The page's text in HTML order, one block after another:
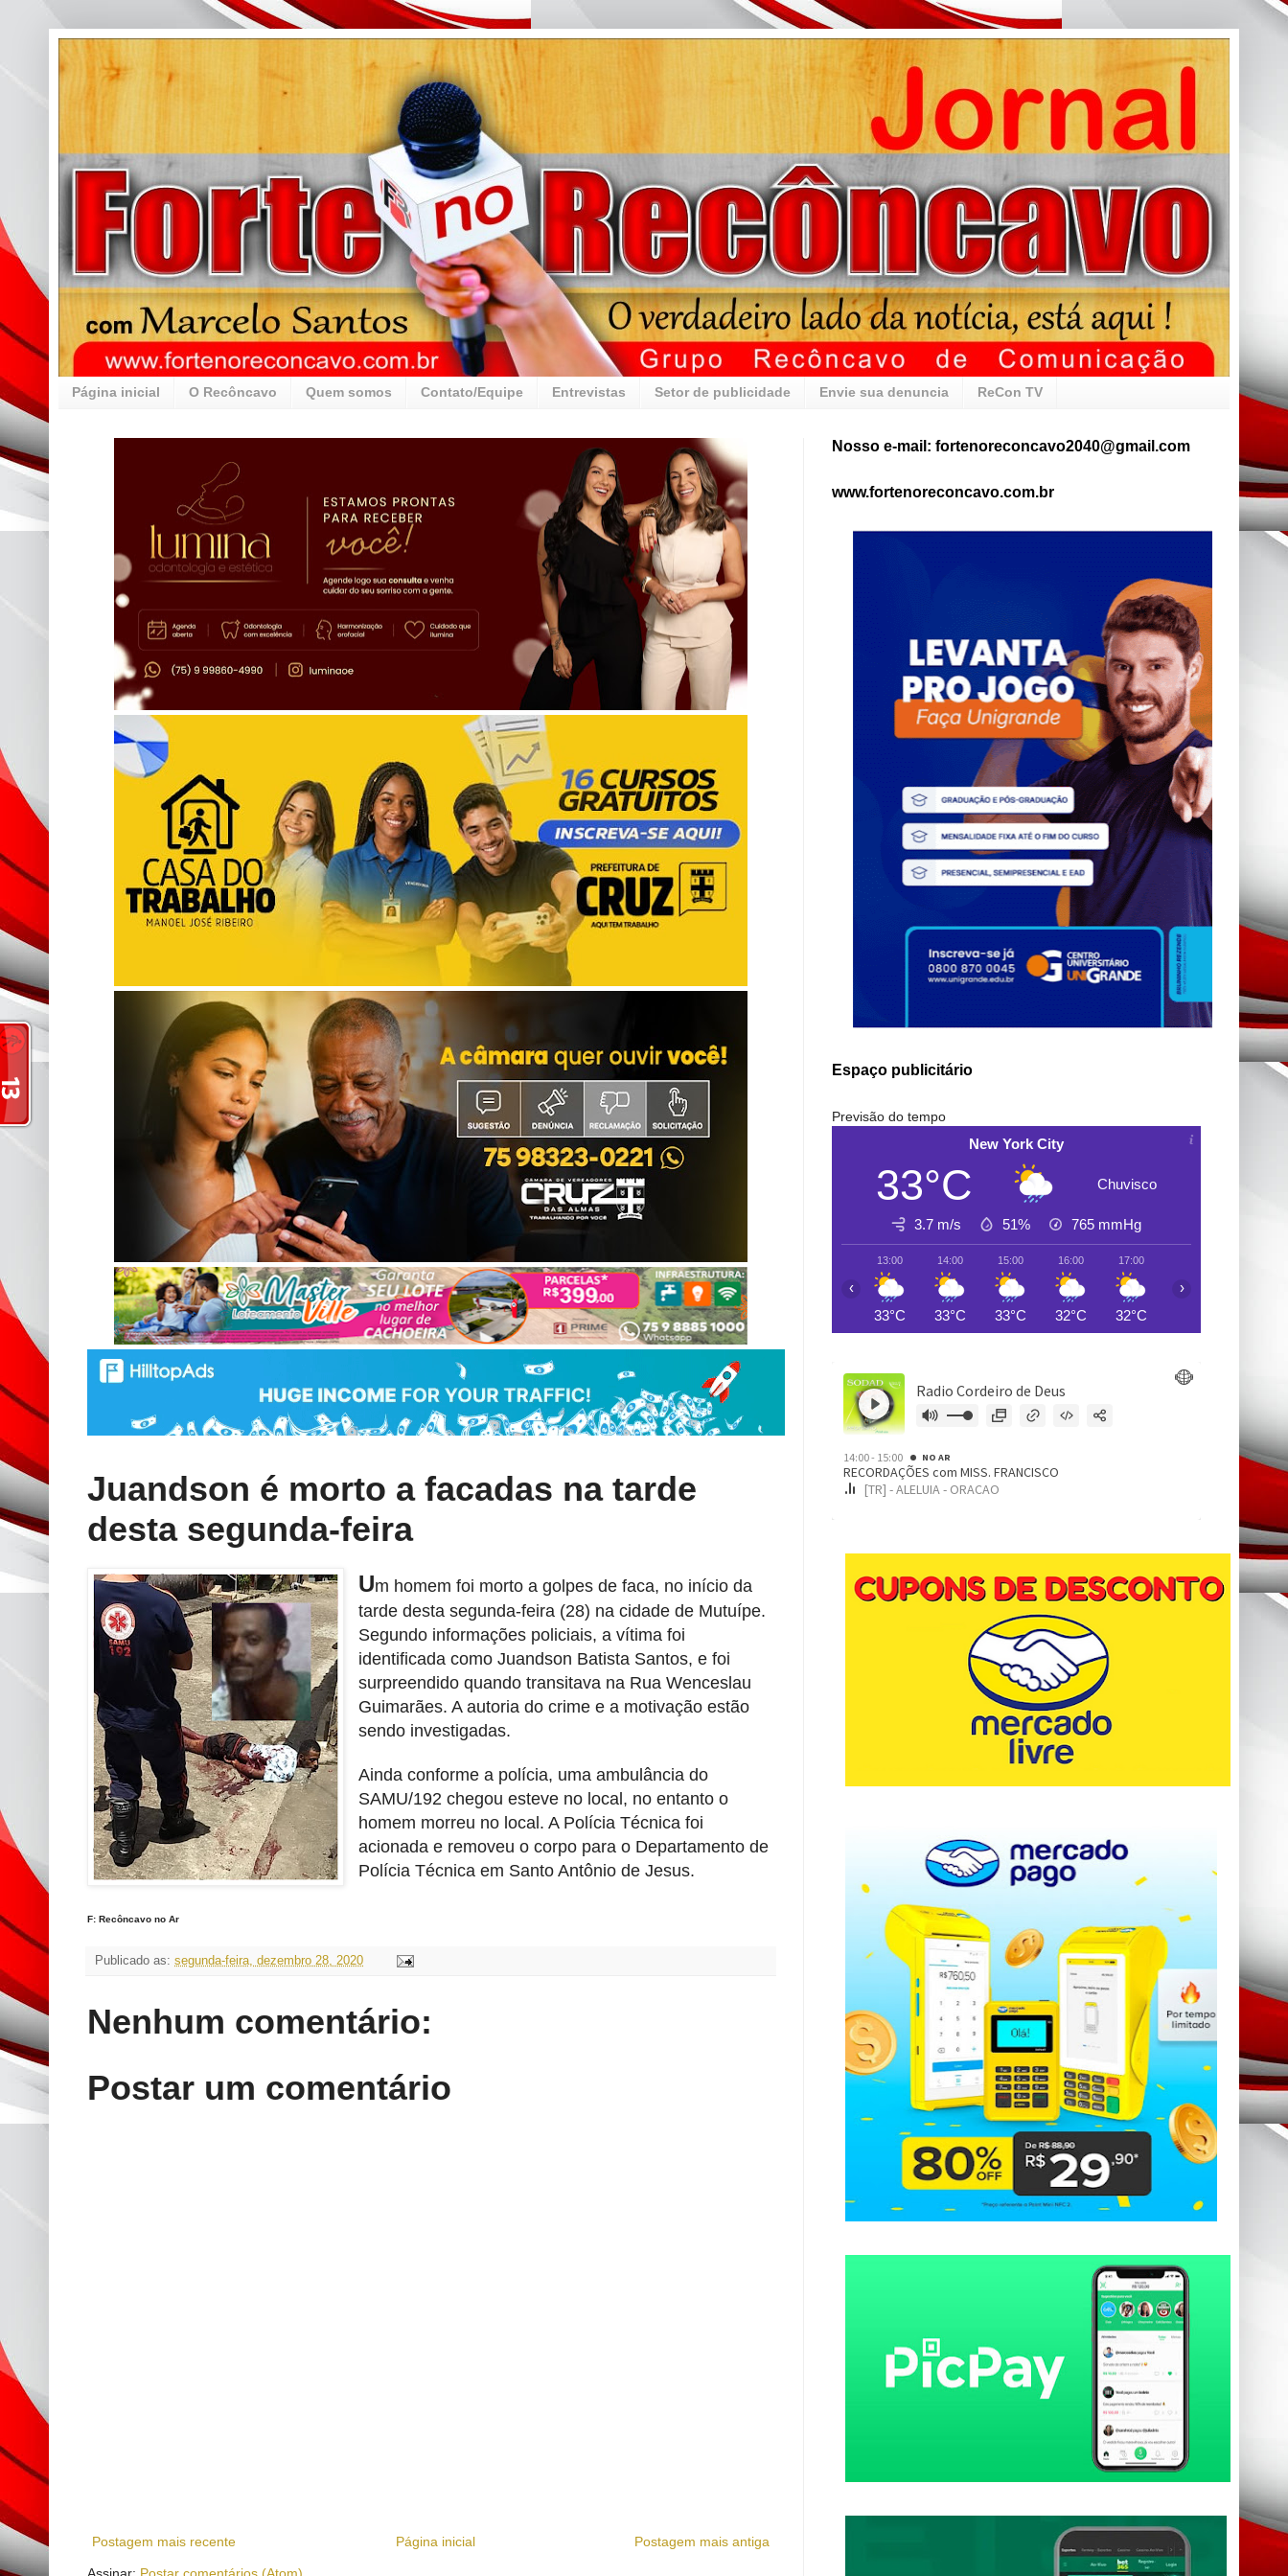
Página inicial O Recôncavo Quem somos Contato/Equipe Entrevistas Setor de publicidade Envie sua denuncia ReCon TV
Juandson é morto a facadas na tarde
desta segunda-feira
Um homem foi morto a golpes de faca, no início da
tarde desta segunda-feira (28) na cidade de Mutuípe.
Segundo informações policiais, a vítima foi
identificada como Juandson Batista Santos, e foi
surpreendido quando transitava na Rua Wenceslau
Guimarães. A autoria do crime e a motivação estão
sendo investigadas.
Ainda conforme a polícia, uma ambulância do
SAMU/192 chegou esteve no local, no entanto o
homem morreu no local. A Polícia Técnica foi
acionada e removeu o corpo para o Departamento de
Polícia Técnica em Santo Antônio de Jesus.
F: Recôncavo no Ar
Publicado as: segunda-feira, dezembro 28, 2020
Nenhum comentário:
Postar um comentário
Postagem mais recente Postagem mais antiga
Página inicial
Assinar: Postar comentários (Atom)
Nosso e-mail: fortenoreconcavo2040@gmail.com
www.fortenoreconcavo.com.br
Espaço publicitário
Previsão do tempo
New York City
33°C Chuvisco
3.7 m/s 51% 765 mmHg
13:00
33°C
14:00
33°C
15:00
33°C
16:00
32°C
17:00
32°C
‹ ›